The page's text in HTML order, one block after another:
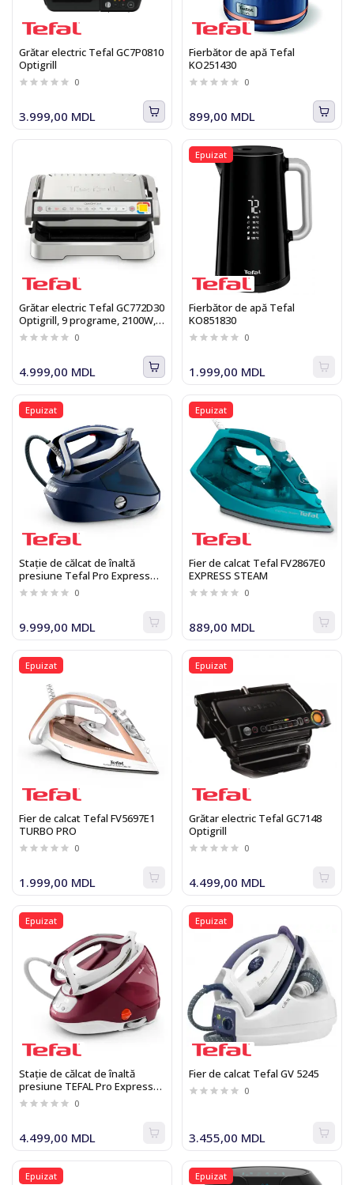
Grătar electric Tefal GC7P0810
Optigrill
0
3.999,00 MDL
Fierbător de apă Tefal
KO251430
0
899,00 MDL
Grătar electric Tefal GC772D30
Optigrill, 9 programe, 2100W,
argintiu-negru
0
4.999,00 MDL
Epuizat
Fierbător de apă Tefal
KO851830
0
1.999,00 MDL
Epuizat
Stație de călcat de înaltă
presiune Tefal Pro Express
Vision GV9812E0
0
9.999,00 MDL
Epuizat
Fier de calcat Tefal FV2867E0
EXPRESS STEAM
0
889,00 MDL
Epuizat
Fier de calcat Tefal FV5697E1
TURBO PRO
0
1.999,00 MDL
Epuizat
Grătar electric Tefal GC7148
Optigrill
0
4.499,00 MDL
Epuizat
Stație de călcat de înaltă
presiune TEFAL Pro Express
Protect GV9220E0
0
4.499,00 MDL
Epuizat
Fier de calcat Tefal GV 5245
0
3.455,00 MDL
Epuizat Epuizat